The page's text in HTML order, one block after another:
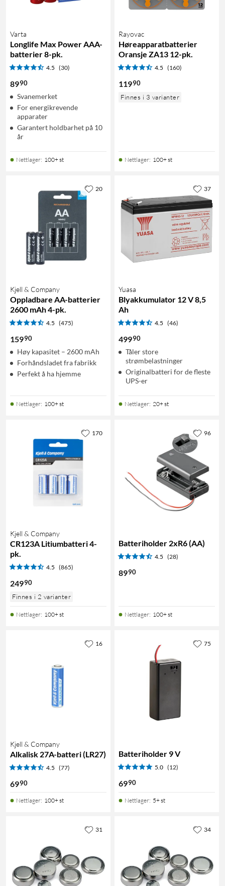
Varta
Longlife Max Power AAA-
batterier 8-pk.
4.5 (30)
8990
Svanemerket
For energikrevende
apparater
Garantert holdbarhet på 10
år
Nettlager: 100+ st
Rayovac
Høreapparatbatterier
Oransje ZA13 12-pk.
4.5 (160)
11990
Finnes i 3 varianter
Nettlager: 100+ st
Kjell & Company
Oppladbare AA-batterier
2600 mAh 4-pk.
4.5 (475)
15990
Høy kapasitet – 2600 mAh
Forhåndsladet fra fabrikk
Perfekt å ha hjemme
Nettlager: 100+ st
20
Yuasa
Blyakkumulator 12 V 8,5
Ah
4.5 (46)
49990
Tåler store
strømbelastninger
Originalbatteri for de fleste
UPS-er
Nettlager: 20+ st
37
Kjell & Company
CR123A Litiumbatteri 4-
pk.
4.5 (865)
24990
Finnes i 2 varianter
Nettlager: 100+ st
170
Batteriholder 2xR6 (AA)
4.5 (28)
8990
Nettlager: 100+ st
96
Kjell & Company
Alkalisk 27A-batteri (LR27)
4.5 (77)
6990
Nettlager: 100+ st
16
Batteriholder 9 V
5.0 (12)
6990
Nettlager: 5+ st
75
31 34